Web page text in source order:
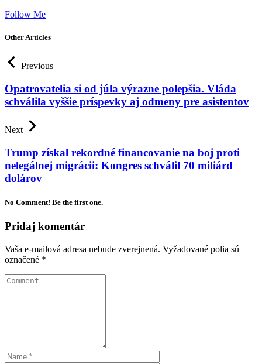
Follow Me
Other Articles
Previous
Opatrovatelia si od júla výrazne polepšia. Vláda
schválila vyššie príspevky aj odmeny pre asistentov
Next
Trump získal rekordné financovanie na boj proti
nelegálnej migrácii: Kongres schválil 70 miliárd
dolárov
No Comment! Be the first one.
Pridaj komentár
Vaša e-mailová adresa nebude zverejnená. Vyžadované polia sú
označené *